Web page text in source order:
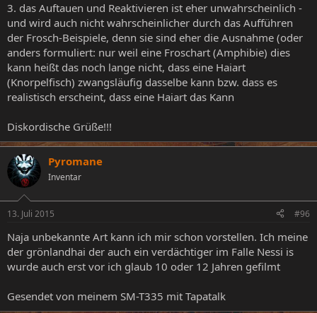
3. das Auftauen und Reaktivieren ist eher unwahrscheinlich -
und wird auch nicht wahrscheinlicher durch das Aufführen
der Frosch-Beispiele, denn sie sind eher die Ausnahme (oder
anders formuliert: nur weil eine Froschart (Amphibie) dies
kann heißt das noch lange nicht, dass eine Haiart
(Knorpelfisch) zwangsläufig dasselbe kann bzw. dass es
realistisch erscheint, dass eine Haiart das Kann
Diskordische Grüße!!!
Pyromane
Inventar
13. Juli 2015 #96
Naja unbekannte Art kann ich mir schon vorstellen. Ich meine
der grönlandhai der auch ein verdächtiger im Falle Nessi is
wurde auch erst vor ich glaub 10 oder 12 Jahren gefilmt
Gesendet von meinem SM-T335 mit Tapatalk